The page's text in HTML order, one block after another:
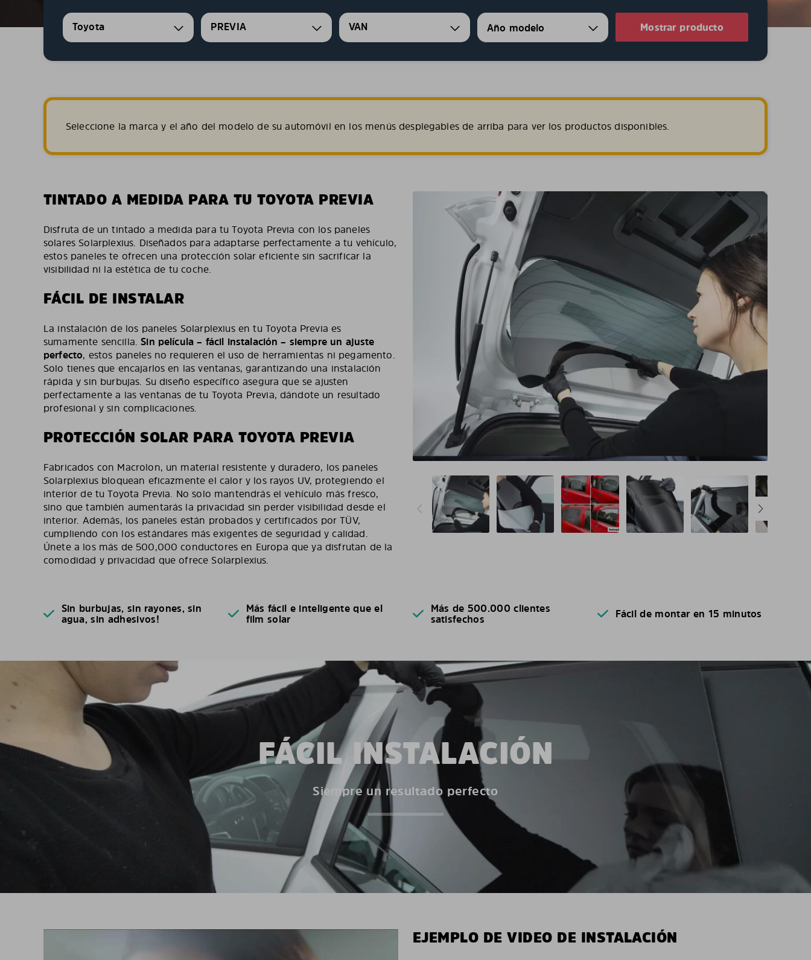
Toyota PREVIA VAN Mostrar producto
Seleccione la marca y el año del modelo de su automóvil en los menús desplegables de arriba para ver los productos disponibles.
TINTADO A MEDIDA PARA TU TOYOTA PREVIA
Disfruta de un tintado a medida para tu Toyota Previa con los paneles
solares Solarplexius. Diseñados para adaptarse perfectamente a tu vehículo,
estos paneles te ofrecen una protección solar eficiente sin sacrificar la
visibilidad ni la estética de tu coche.
FÁCIL DE INSTALAR
La instalación de los paneles Solarplexius en tu Toyota Previa es
sumamente sencilla.Sin película – fácil instalación – siempre un ajuste
perfecto, estos paneles no requieren el uso de herramientas ni pegamento.
Solo tienes que encajarlos en las ventanas, garantizando una instalación
rápida y sin burbujas. Su diseño específico asegura que se ajusten
perfectamente a las ventanas de tu Toyota Previa, dándote un resultado
profesional y sin complicaciones.
PROTECCIÓN SOLAR PARA TOYOTA PREVIA
Fabricados con Macrolon, un material resistente y duradero, los paneles
Solarplexius bloquean eficazmente el calor y los rayos UV, protegiendo el
interior de tu Toyota Previa. No solo mantendrás el vehículo más fresco,
sino que también aumentarás la privacidad sin perder visibilidad desde el
interior. Además, los paneles están probados y certificados por TÜV,
cumpliendo con los estándares más exigentes de seguridad y calidad.
Únete a los más de 500,000 conductores en Europa que ya disfrutan de la
comodidad y privacidad que ofrece Solarplexius.
Sin burbujas, sin rayones, sin
agua, sin adhesivos!
Más fácil e inteligente que el
film solar
Más de 500.000 clientes
satisfechos
Fácil de montar en 15 minutos
FÁCIL INSTALACIÓN
Siempre un resultado perfecto
EJEMPLO DE VIDEO DE INSTALACIÓN